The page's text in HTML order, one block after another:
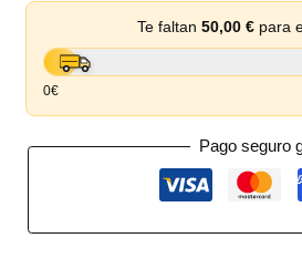
Te faltan 50,00 €para
0€
Pago seguro